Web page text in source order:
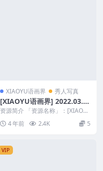
XIAOYU语画界 秀人写真
[XIAOYU语画界] 2022.03.1
6 VOL.737 梦心玥 [86+1P]
资源简介 「资源名称」：[XIAOY
4 年前 2.4K 5
VIP